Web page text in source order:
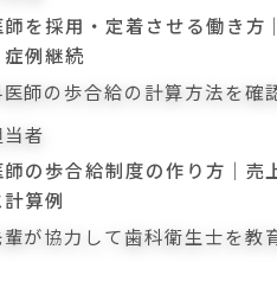
を採用・定着させる働き方
例継続
の歩合給制度の作り方｜売
算例